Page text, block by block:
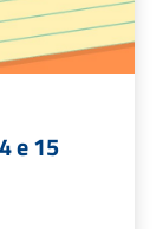
e 15